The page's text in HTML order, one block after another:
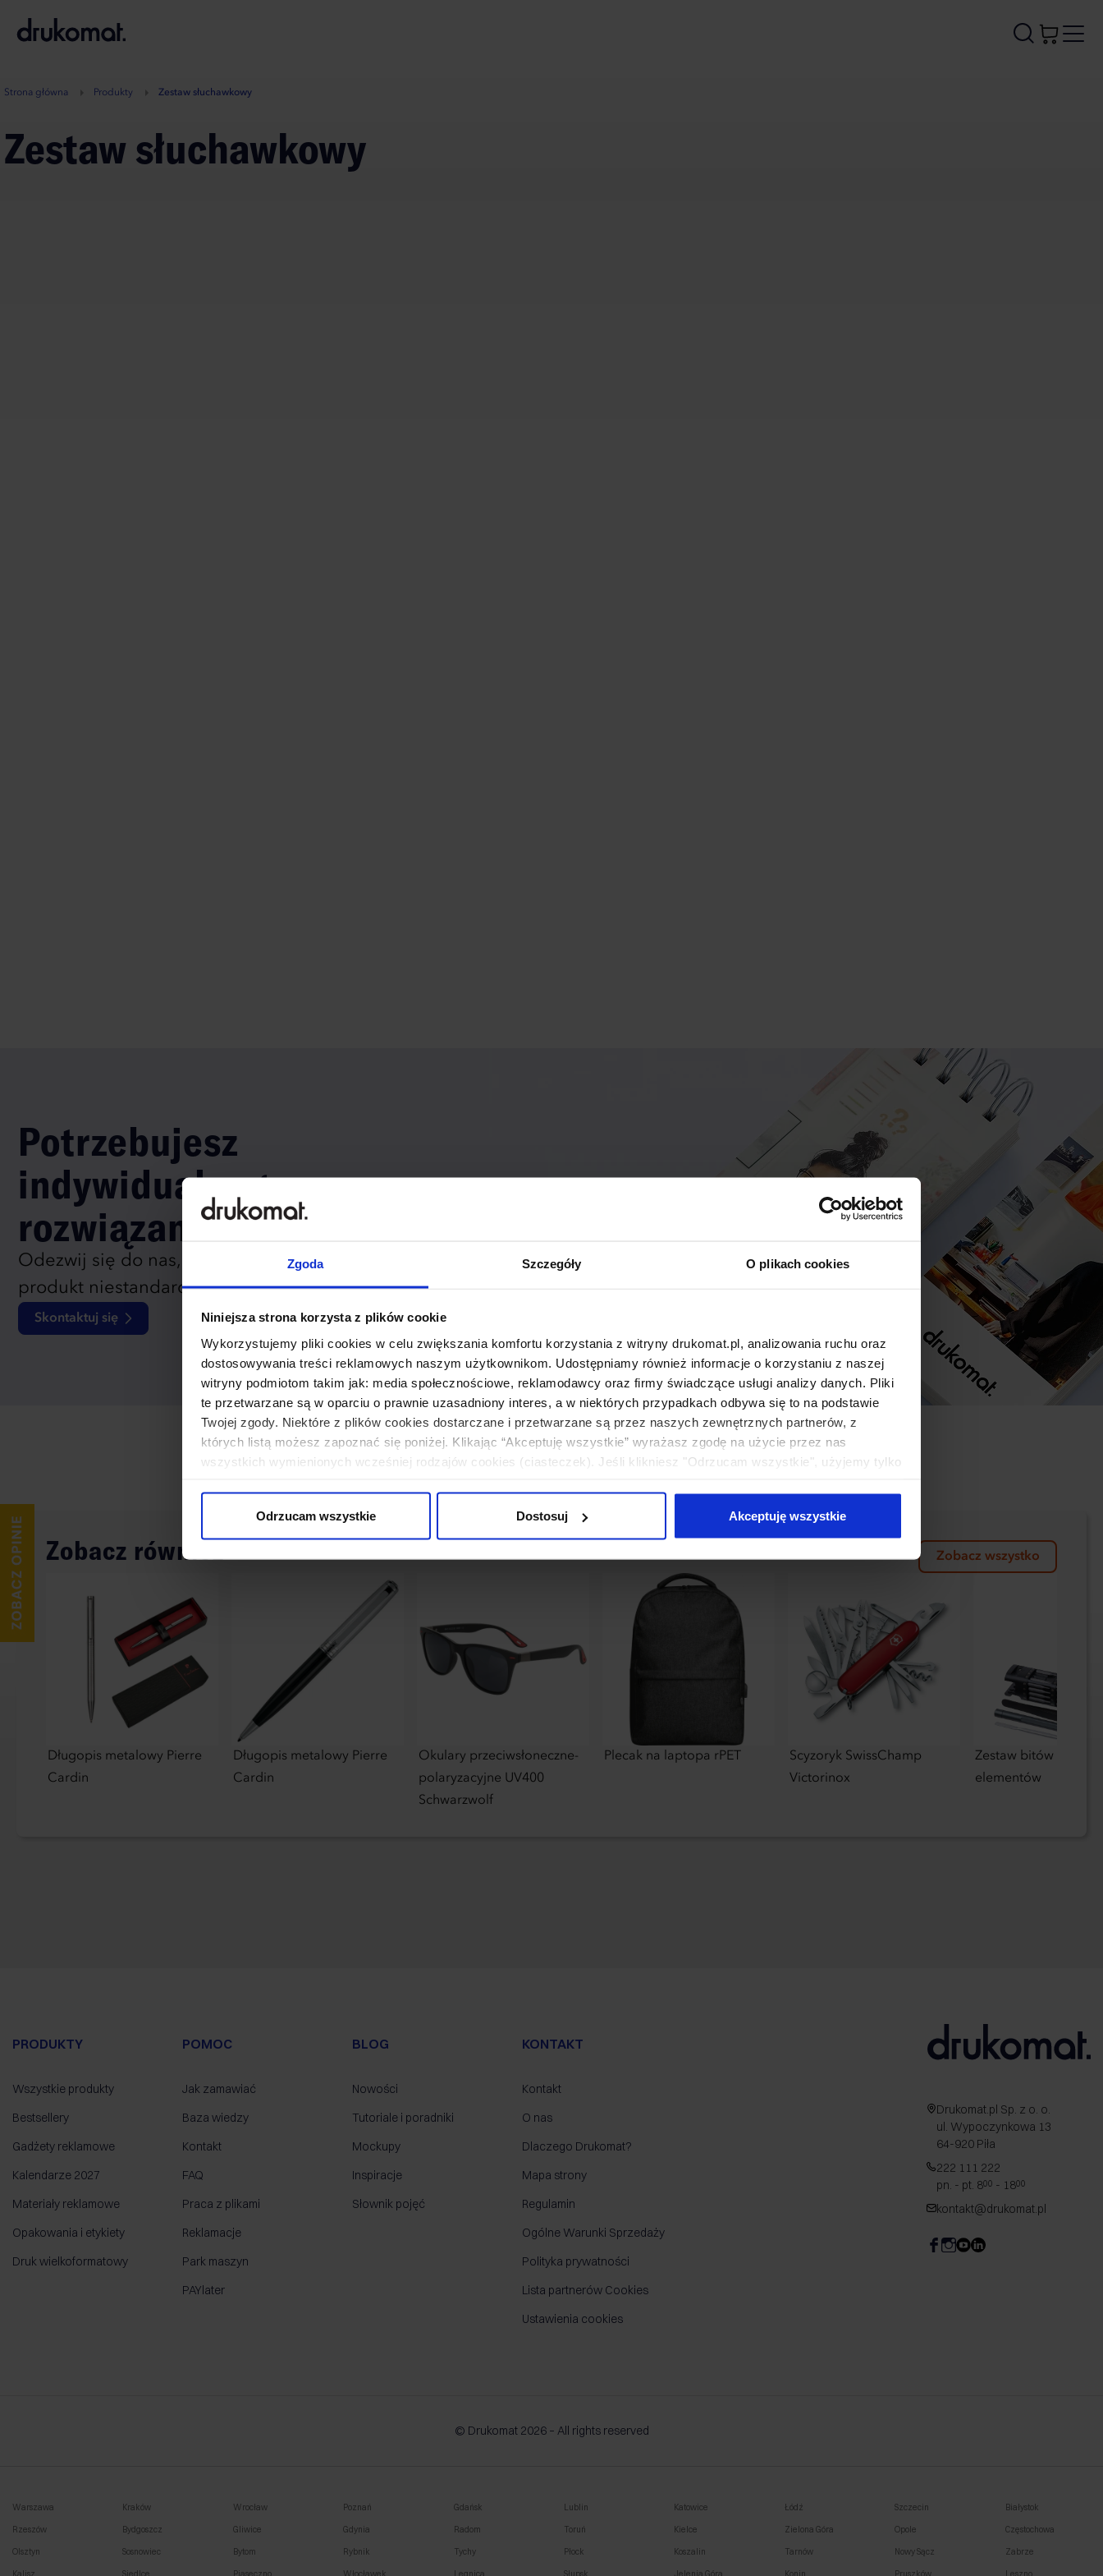
Zgoda Szczegóły O plikach cookies
Niniejsza strona korzysta z plików cookie
Wykorzystujemy pliki cookies w celu zwiększania komfortu korzystania z witryny drukomat.pl, analizowania ruchu oraz
dostosowywania treści reklamowych naszym użytkownikom. Udostępniamy również informacje o korzystaniu z naszej
witryny podmiotom takim jak: media społecznościowe, reklamodawcy oraz firmy świadczące usługi analizy danych. Pliki
te przetwarzane są w oparciu o prawnie uzasadniony interes, a w niektórych przypadkach odbywa się to na podstawie
Twojej zgody. Niektóre z plików cookies dostarczane i przetwarzane są przez naszych zewnętrznych partnerów, z
których listą możesz zapoznać się poniżej. Klikając “Akceptuję wszystkie” wyrażasz zgodę na użycie przez nas
wszystkich wymienionych wcześniej rodzajów cookies (ciasteczek). Jeśli klikniesz "Odrzucam wszystkie", użyjemy tylko
Odrzucam wszystkie
Dostosuj Akceptuję wszystkie
A
Strona główna Produkty Zestaw słuchawkowy
Zestaw słuchawkowy
Potrzebujesz
indywidualnego
rozwiązania?
Odezwij się do nas, aby omówić
produkt niestandardowy.
Skontaktuj się
Zobacz również Zobacz wszystko
Długopis metalowy Pierre
Cardin
Długopis metalowy Pierre
Cardin
Okulary przeciwsłoneczne-
polaryzacyjne UV400
Schwarzwolf
Plecak na laptopa rPET
Scyzoryk SwissChamp
Victorinox
Zestaw bitów CrisMa
elementów
PRODUKTY
Wszystkie produkty
Bestsellery
Gadżety reklamowe
Kalendarze 2027
Materiały reklamowe
Opakowania i etykiety
Druk wielkoformatowy
POMOC
Jak zamawiać
Baza wiedzy
Kontakt
FAQ
Praca z plikami
Reklamacje
Park maszyn
PAYlater
BLOG
Nowości
Tutoriale i poradniki
Mockupy
Inspiracje
Słownik pojęć
KONTAKT
Kontakt
O nas
Dlaczego Drukomat?
Mapa strony
Regulamin
Ogólne Warunki Sprzedaży
Polityka prywatności
Lista partnerów Cookies
Ustawienia cookies
Drukomat.pl Sp. z o. o.
ul. Wypoczynkowa 13
64-920 Piła
222 111 222
pn. - pt. 800 - 1800
kontakt@drukomat.pl
© Drukomat 2026 – All rights reserved
Warszawa Kraków Wrocław Poznań Gdańsk Lublin Katowice Łódź Szczecin Białystok
Rzeszów Bydgoszcz Gliwice Gdynia Radom Toruń Kielce Zielona Góra Opole Częstochowa
Olsztyn Sosnowiec Bytom Rybnik Tychy Płock Koszalin Tarnów Nowy Sącz Zabrze